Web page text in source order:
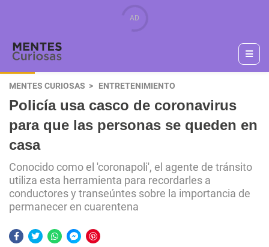
MENTES CURIOSAS ENTRETENIMIENTO
Policía usa casco de coronavirus
para que las personas se queden en
casa
Conocido como el 'coronapoli', el agente de tránsito
utiliza esta herramienta para recordarles a
conductores y transeúntes sobre la importancia de
permanecer en cuarentena